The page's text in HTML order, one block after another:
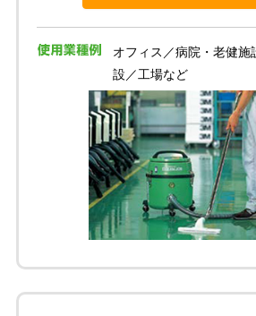
オフィス／病院・老健施
設／工場など